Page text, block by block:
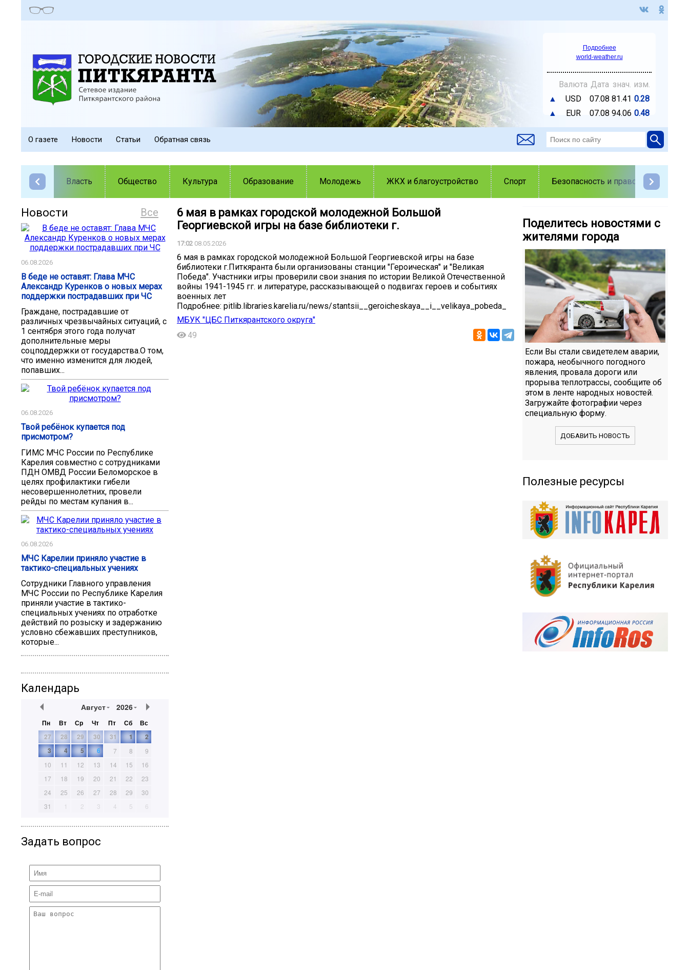
Подробнее
world-weather.ru
Валюта Дата знач. изм.
▲
USD 07.08 81.41 0.28
▲
EUR 07.08 94.06 0.48
О газете Новости Статьи Обратная связь
Власть Общество Культура Образование Молодежь ЖКХ и благоустройство Спорт Безопасность и правопорядок
Все
Новости
06.08.2026
В беде не оставят: Глава МЧС
Александр Куренков о новых мерах
поддержки пострадавших при ЧС
Граждане, пострадавшие от
различных чрезвычайных ситуаций, с
1 сентября этого года получат
дополнительные меры
соцподдержки от государства.О том,
что именно изменится для людей,
попавших...
06.08.2026
Твой ребёнок купается под
присмотром?
ГИМС МЧС России по Республике
Карелия совместно с сотрудниками
ПДН ОМВД России Беломорское в
целях профилактики гибели
несовершеннолетних, провели
рейды по местам купания в...
06.08.2026
МЧС Карелии приняло участие в
тактико-специальных учениях
Сотрудники Главного управления
МЧС России по Республике Карелия
приняли участие в тактико-
специальных учениях по отработке
действий по розыску и задержанию
условно сбежавших преступников,
которые...
Календарь
Август 2026
Пн Вт Ср Чт Пт Сб
Вс
27
28 29 30 31 1
2
3
4 5 6 7 8
9
10
11 12 13 14 15
16
17
18 19 20 21 22
23
24
25 26 27 28 29
30
31
1 2 3 4 5 6
Задать вопрос
6 мая в рамках городской молодежной Большой
Георгиевской игры на базе библиотеки г.
17:02 08.05.2026
6 мая в рамках городской молодежной Большой Георгиевской игры на базе
библиотеки г.Питкяранта были организованы станции "Героическая" и "Великая
Победа". Участники игры проверили свои знания по истории Великой Отечественной
войны 1941-1945 гг. и литературе, рассказывающей о подвигах героев и событиях
военных лет
Подробнее: pitlib.libraries.karelia.ru/news/stantsii__geroicheskaya__i__velikaya_pobeda_
МБУК "ЦБС Питкярантского округа"
49
Поделитесь новостями с
жителями города
Если Вы стали свидетелем аварии,
пожара, необычного погодного
явления, провала дороги или
прорыва теплотрассы, сообщите об
этом в ленте народных новостей.
Загружайте фотографии через
специальную форму.
ДОБАВИТЬ НОВОСТЬ
Полезные ресурсы